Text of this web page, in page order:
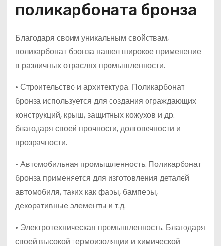
поликарбоната бронза
Благодаря своим уникальным свойствам,
поликарбонат бронза нашел широкое применение
в различных отраслях промышленности.
• Строительство и архитектура. Поликарбонат
бронза используется для создания ограждающих
конструкций, крыш, защитных кожухов и др.
благодаря своей прочности, долговечности и
прозрачности.
• Автомобильная промышленность. Поликарбонат
бронза применяется для изготовления деталей
автомобиля, таких как фары, бамперы,
декоративные элементы и т.д.
• Электротехническая промышленность. Благодаря
своей высокой термоизоляции и химической